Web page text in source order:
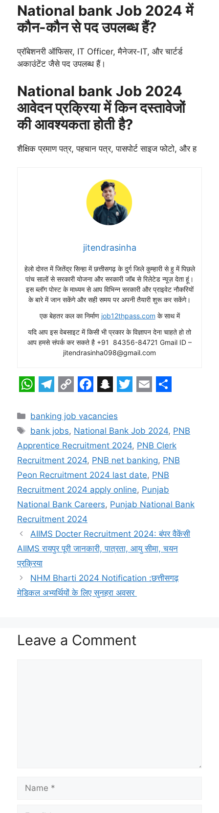
National bank Job 2024 में
कौन-कौन से पद उपलब्ध हैं?
प्रॉबेशनरी ऑफिसर, IT Officer, मैनेजर-IT, और चार्टर्ड
अकाउंटेंट जैसे पद उपलब्ध हैं।
National bank Job 2024
आवेदन प्रक्रिया में किन दस्तावेजों
की आवश्यकता होती है?
शैक्षिक प्रमाण पत्र, पहचान पत्र, पासपोर्ट साइज फोटो, और ह
jitendrasinha
हेलो दोस्त में जितेंद्र सिन्हा में छत्तीसगढ़ के दुर्ग जिले कुम्हारी से हु में पिछले
पांच सालों से सरकारी योजना और सरकारी जॉब से रिलेटेड न्यूज़ देता हूं।
इस ब्लॉग पोस्ट के माध्यम से आप विभिन्न सरकारी और प्राइवेट नौकरियों
के बारे में जान सकेंगे और सही समय पर अपनी तैयारी शुरू कर सकेंगे।
एक बेहतर कल का निर्माण job12thpass.com के साथ में
यदि आप इस वेबसाइट में किसी भी प्रकार के विज्ञापन देना चाहते हो तो
आप हमसे संपर्क कर सकते है +91 84356-84721 Gmail ID –
jitendrasinha098@gmail.com
h
a
t
s
A
p
p
e
l
e
g
r
a
m
o
p
y
L
i
n
k
a
c
e
b
o
o
k
n
a
p
c
h
a
t
w
i
t
t
e
r
a
i
l
a
r
e
Categories
banking job vacancies
Tags
bank jobs, National Bank Job 2024, PNB
Apprentice Recruitment 2024, PNB Clerk
Recruitment 2024, PNB net banking, PNB
Peon Recruitment 2024 last date, PNB
Recruitment 2024 apply online, Punjab
National Bank Careers, Punjab National Bank
Recruitment 2024
AIIMS Docter Recruitment 2024: बंपर वैकेंसी
AIIMS रायपुर पूरी जानकारी, पात्रता, आयु सीमा, चयन
प्रक्रिया
NHM Bharti 2024 Notification :छत्तीसगढ़
मेडिकल अभ्यर्थियों के लिए सुनहरा अवसर
Leave a Comment
Name
Email